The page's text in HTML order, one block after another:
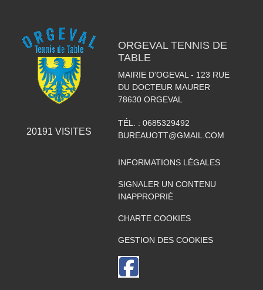
20191 VISITES
ORGEVAL TENNIS DE
TABLE
MAIRIE D'OGEVAL - 123 RUE
DU DOCTEUR MAURER
78630 ORGEVAL
TÉL. : 0685329492
BUREAUOTT@GMAIL.COM
INFORMATIONS LÉGALES
SIGNALER UN CONTENU
INAPPROPRIÉ
CHARTE COOKIES
GESTION DES COOKIES